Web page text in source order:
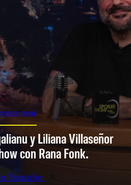
SHOW
y Liliana Villaseñor
con Rana Fonk.
Youtube